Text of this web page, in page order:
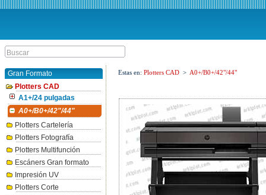
Gran Formato
Plotters CAD
A1+/24 pulgadas
A0+/B0+/42"/44"
Plotters Cartelería
Plotters Fotografía
Plotters Multifunción
Escáners Gran formato
Impresión UV
Plotters Corte
Estas en: Plotters CAD > A0+/B0+/42"/44"